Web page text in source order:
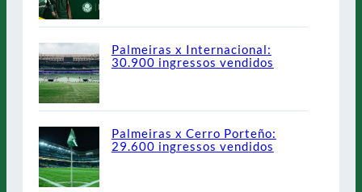
Palmeiras x Internacional:
30.900 ingressos vendidos
Palmeiras x Cerro Porteño:
29.600 ingressos vendidos